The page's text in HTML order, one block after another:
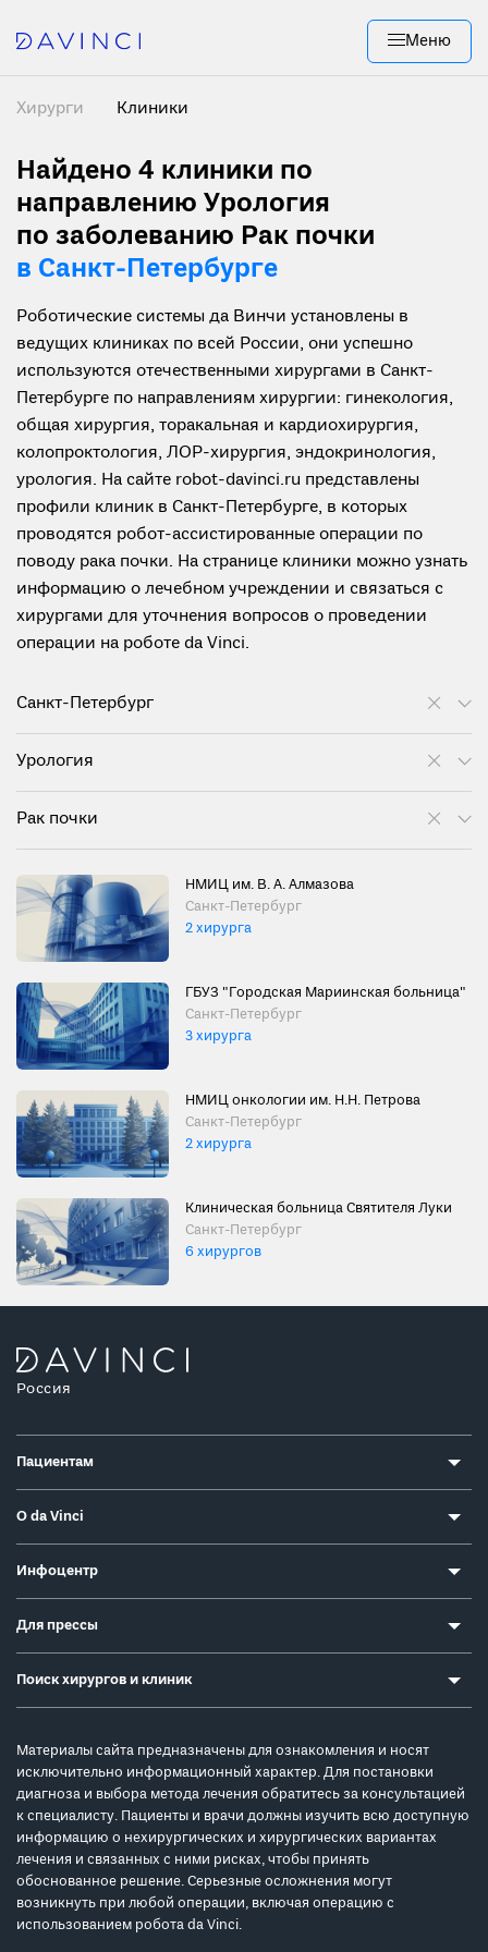
Меню
Хирурги Клиники
Найдено 4 клиники по
направлению Урология
по заболеванию Рак почки
в Санкт-Петербурге
Роботические системы да Винчи установлены в
ведущих клиниках по всей России, они успешно
используются отечественными хирургами в Санкт-
Петербурге по направлениям хирургии: гинекология,
общая хирургия, торакальная и кардиохирургия,
колопроктология, ЛОР-хирургия, эндокринология,
урология. На сайте robot-davinci.ru представлены
профили клиник в Санкт-Петербурге, в которых
проводятся робот-ассистированные операции по
поводу рака почки. На странице клиники можно узнать
информацию о лечебном учреждении и связаться с
хирургами для уточнения вопросов о проведении
операции на роботе da Vinci.
Санкт-Петербург
Урология
Рак почки
НМИЦ им. В. А. Алмазова
Санкт-Петербург
2 хирурга
ГБУЗ "Городская Мариинская больница"
Санкт-Петербург
3 хирурга
НМИЦ онкологии им. Н.Н. Петрова
Санкт-Петербург
2 хирурга
Клиническая больница Святителя Луки
Санкт-Петербург
6 хирургов
Россия
Пациентам
О da Vinci
Инфоцентр
Для прессы
Поиск хирургов и клиник
Материалы сайта предназначены для ознакомления и носят
исключительно информационный характер. Для постановки
диагноза и выбора метода лечения обратитесь за консультацией
к специалисту. Пациенты и врачи должны изучить всю доступную
информацию о нехирургических и хирургических вариантах
лечения и связанных с ними рисках, чтобы принять
обоснованное решение. Серьезные осложнения могут
возникнуть при любой операции, включая операцию с
использованием робота da Vinci.